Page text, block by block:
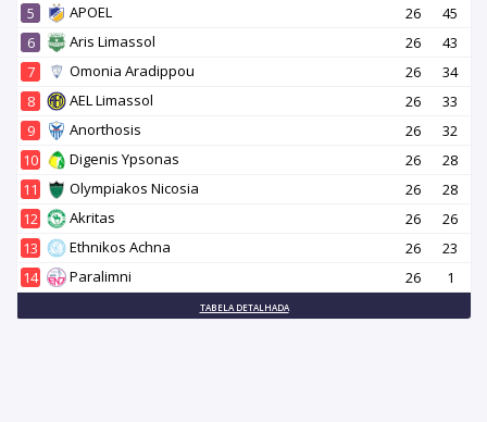
5
APOEL 26
45
6
Aris Limassol 26
43
7
Omonia Aradippou 26
34
8
AEL Limassol 26
33
9
Anorthosis 26
32
10
Digenis Ypsonas 26
28
11
Olympiakos Nicosia 26
28
12
Akritas 26
26
13
Ethnikos Achna 26
23
14
Paralimni 26 1
TABELA DETALHADA